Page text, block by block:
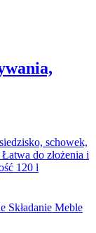
schowek,
do złożenia i
120 l